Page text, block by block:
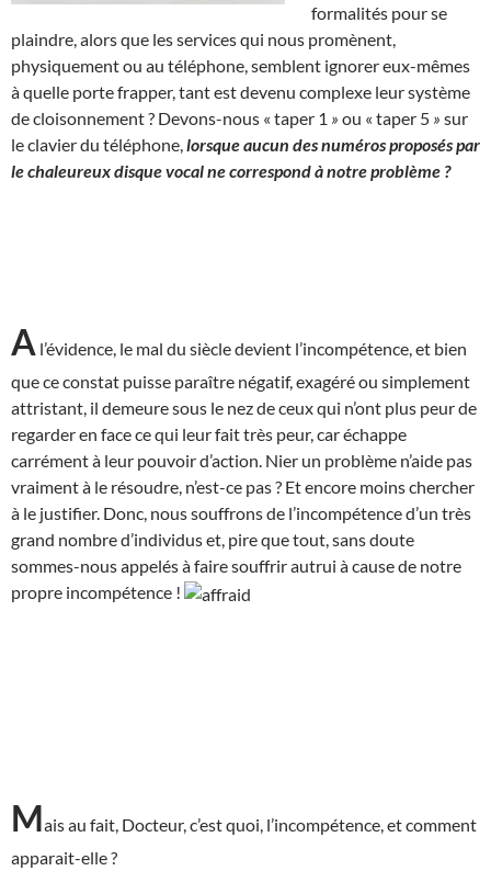
formalités pour se
plaindre, alors que les services qui nous promènent,
physiquement ou au téléphone, semblent ignorer eux-mêmes
à quelle porte frapper, tant est devenu complexe leur système
de cloisonnement ? Devons-nous « taper 1 » ou « taper 5 » sur
le clavier du téléphone, lorsque aucun des numéros proposés par
le chaleureux disque vocal ne correspond à notre problème ?
A l’évidence, le mal du siècle devient l’incompétence, et bien
que ce constat puisse paraître négatif, exagéré ou simplement
attristant, il demeure sous le nez de ceux qui n’ont plus peur de
regarder en face ce qui leur fait très peur, car échappe
carrément à leur pouvoir d’action. Nier un problème n’aide pas
vraiment à le résoudre, n’est-ce pas ? Et encore moins chercher
à le justifier. Donc, nous souffrons de l’incompétence d’un très
grand nombre d’individus et, pire que tout, sans doute
sommes-nous appelés à faire souffrir autrui à cause de notre
propre incompétence !
Mais au fait, Docteur, c’est quoi, l’incompétence, et comment
apparait-elle ?